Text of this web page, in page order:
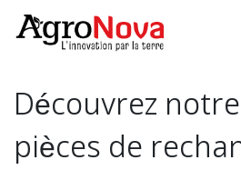
Découvrez
pièces de